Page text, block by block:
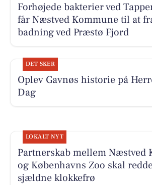
Forhøjede bakterier ved
får Næstved Kommune til at
badning ved Præstø Fjord
DET SKER
Oplev Gavnøs historie på
Dag
LOKALT NYT
Partnerskab mellem Næstved
og Københavns Zoo skal
sjældne klokkefrø